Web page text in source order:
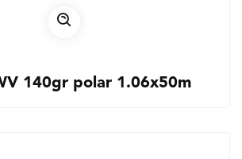
140gr polar 1.06x50m